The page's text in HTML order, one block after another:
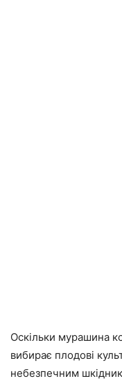
Оскільки мурашина
вибирає плодові
небезпечним